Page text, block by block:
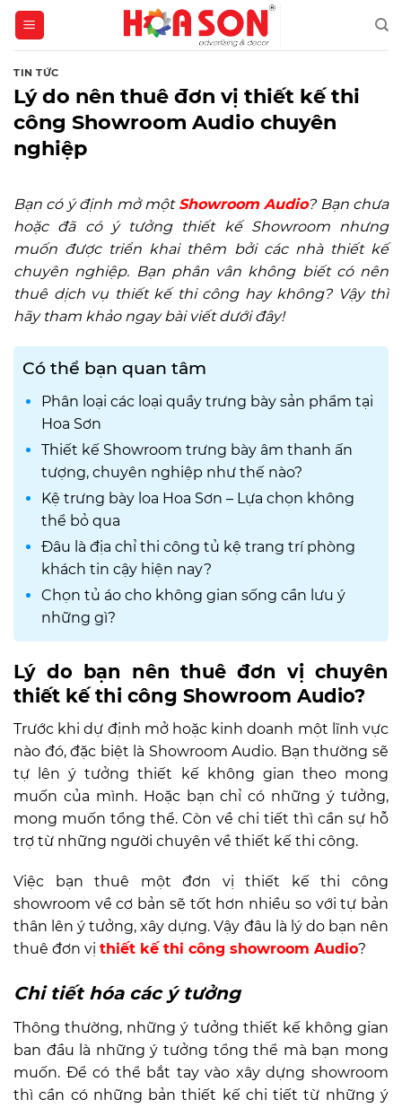
Skip
content
TIN TỨC
Lý do nên thuê đơn vị thiết kế thi
công Showroom Audio chuyên
nghiệp
Bạn có ý định mở một Showroom Audio? Bạn chưa
hoặc đã có ý tưởng thiết kế Showroom nhưng
muốn được triển khai thêm bởi các nhà thiết kế
chuyên nghiệp. Bạn phân vân không biết có nên
thuê dịch vụ thiết kế thi công hay không? Vậy thì
hãy tham khảo ngay bài viết dưới đây!
Có thể bạn quan tâm
Phân loại các loại quầy trưng bày sản phẩm tại
Hoa Sơn
Thiết kế Showroom trưng bày âm thanh ấn
tượng, chuyên nghiệp như thế nào?
Kệ trưng bày loa Hoa Sơn – Lựa chọn không
thể bỏ qua
Đâu là địa chỉ thi công tủ kệ trang trí phòng
khách tin cậy hiện nay?
Chọn tủ áo cho không gian sống cần lưu ý
những gì?
Lý do bạn nên thuê đơn vị chuyên
thiết kế thi công Showroom Audio?
Trước khi dự định mở hoặc kinh doanh một lĩnh vực
nào đó, đặc biệt là Showroom Audio. Bạn thường sẽ
tự lên ý tưởng thiết kế không gian theo mong
muốn của mình. Hoặc bạn chỉ có những ý tưởng,
mong muốn tổng thể. Còn về chi tiết thì cần sự hỗ
trợ từ những người chuyên về thiết kế thi công.
Việc bạn thuê một đơn vị thiết kế thi công
showroom về cơ bản sẽ tốt hơn nhiều so với tự bản
thân lên ý tưởng, xây dựng. Vậy đâu là lý do bạn nên
thuê đơn vị thiết kế thi công showroom Audio?
Chi tiết hóa các ý tưởng
Thông thường, những ý tưởng thiết kế không gian
ban đầu là những ý tưởng tổng thể mà bạn mong
muốn. Để có thể bắt tay vào xây dựng showroom
thì cần có những bản thiết kế chi tiết từ những ý